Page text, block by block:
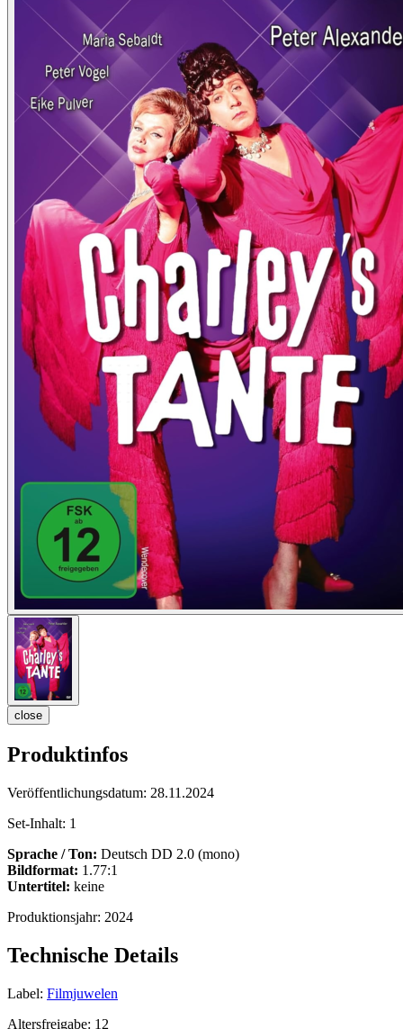
close
Produktinfos
Veröffentlichungsdatum: 28.11.2024
Set-Inhalt: 1
Sprache / Ton: Deutsch DD 2.0 (mono)
Bildformat: 1.77:1
Untertitel: keine
Produktionsjahr: 2024
Technische Details
Label: Filmjuwelen
Altersfreigabe: 12